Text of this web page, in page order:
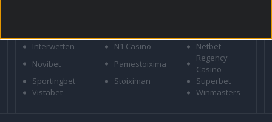
Interwetten
N1 Casino
Netbet
Novibet
Pamestoixima
Regency
Casino
Sportingbet
Stoiximan
Superbet
Vistabet
Winmasters